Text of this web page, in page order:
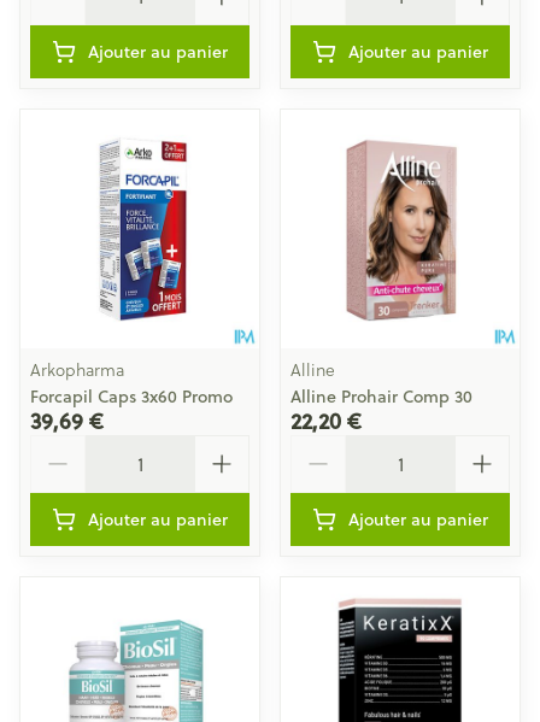
Ajouter au panier Ajouter au panier
Arkopharma
Forcapil Caps 3x60 Promo
39,69 €
Ajouter au panier
Alline
Alline Prohair Comp 30
22,20 €
Ajouter au panier